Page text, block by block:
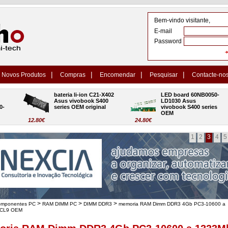
Bem-vindo visitante,
E-mail
Password
Novos Produtos | Compras | Encomendar | Pesquisar | Contacte-
12.80€
bateria li-ion C21-X402
Asus vivobook S400
series OEM original
24.80€
LED board 60NB0050-
LD1030 Asus
vivobook S400 series
OEM
1 2 3 4 5
PC > RAM DIMM PC > DIMM DDR3 > memoria RAM Dimm DDR3 4Gb PC3-10600 a
OEM